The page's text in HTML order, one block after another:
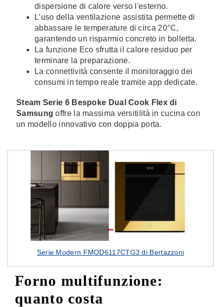
dispersione di calore verso l'esterno.
L'uso della ventilazione assistita permette di
abbassare le temperature di circa 20°C,
garantendo un risparmio concreto in bolletta.
La funzione Eco sfrutta il calore residuo per
terminare la preparazione.
La connettività consente il monitoraggio dei
consumi in tempo reale tramite app dedicate.
Steam Serie 6 Bespoke Dual Cook Flex di
Samsung offre la massima versitilità in cucina con
un modello innovativo con doppia porta.
Serie Modern FMOD6117CTG3 di Bertazzoni
Forno multifunzione:
quanto costa